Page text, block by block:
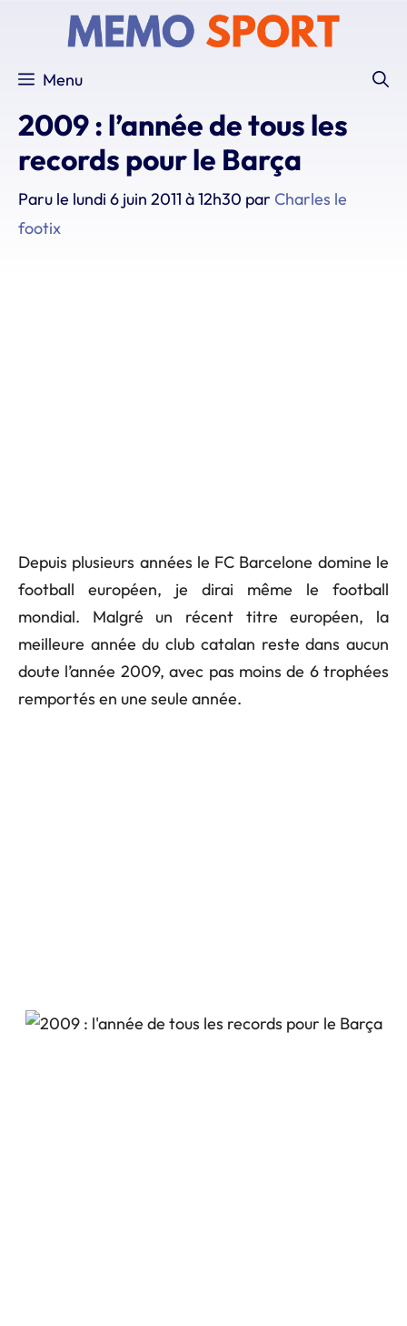
Menu
2009 : l’année de tous les
records pour le Barça
Paru le lundi 6 juin 2011 à 12h30 par Charles le
footix
Depuis plusieurs années le FC Barcelone domine le
football européen, je dirai même le football
mondial. Malgré un récent titre européen, la
meilleure année du club catalan reste dans aucun
doute l’année 2009, avec pas moins de 6 trophées
remportés en une seule année.